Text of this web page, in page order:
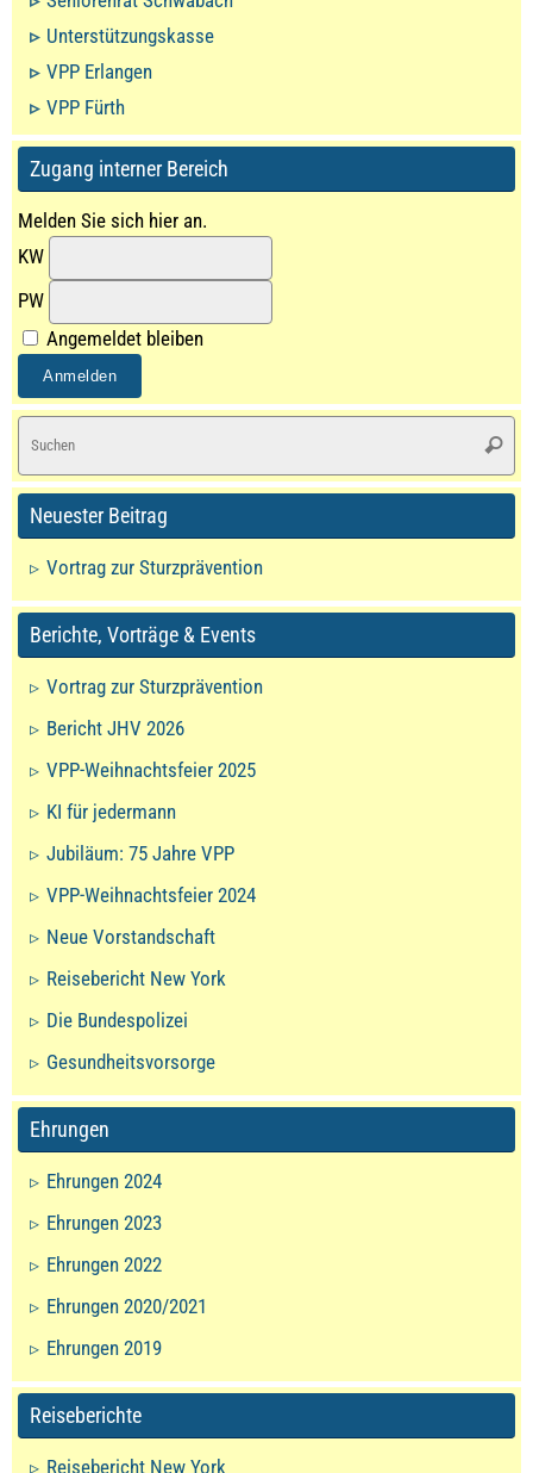
Unterstützungskasse
VPP Erlangen
VPP Fürth
Zugang interner Bereich
Melden Sie sich hier an.
KW
PW
Angemeldet bleiben
Neuester Beitrag
Vortrag zur Sturzprävention
Berichte, Vorträge & Events
Vortrag zur Sturzprävention
Bericht JHV 2026
VPP-Weihnachtsfeier 2025
KI für jedermann
Jubiläum: 75 Jahre VPP
VPP-Weihnachtsfeier 2024
Neue Vorstandschaft
Reisebericht New York
Die Bundespolizei
Gesundheitsvorsorge
Ehrungen
Ehrungen 2024
Ehrungen 2023
Ehrungen 2022
Ehrungen 2020/2021
Ehrungen 2019
Reiseberichte
Reisebericht New York